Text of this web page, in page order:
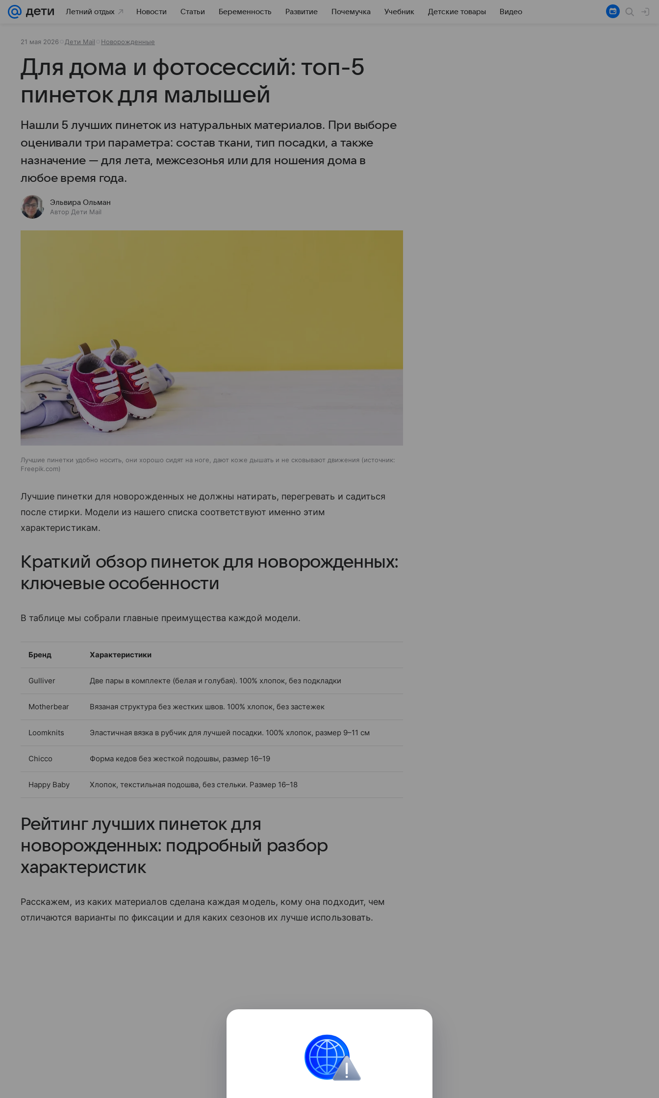
Летний отдых Новости Статьи Беременность Развитие Почемучка Учебник Детские товары Видео
21 мая 2026 Дети Mail Новорожденные
Для дома и фотосессий: топ-5
пинеток для малышей
Нашли 5 лучших пинеток из натуральных материалов. При выборе
оценивали три параметра: состав ткани, тип посадки, а также
назначение — для лета, межсезонья или для ношения дома в
любое время года.
Эльвира Ольман
Автор Дети Mail
Лучшие пинетки удобно носить, они хорошо сидят на ноге, дают коже дышать и не сковывают движения
источник:
Freepik.com
Лучшие пинетки для новорожденных не должны натирать, перегревать и садиться
после стирки. Модели из нашего списка соответствуют именно этим
характеристикам.
Краткий обзор пинеток для новорожденных:
ключевые особенности
В таблице мы собрали главные преимущества каждой модели.
Бренд Характеристики
Gulliver Две пары в комплекте (белая и голубая). 100% хлопок, без подкладки
Motherbear Вязаная структура без жестких швов. 100% хлопок, без застежек
Loomknits Эластичная вязка в рубчик для лучшей посадки. 100% хлопок, размер 9–11 см
Chicco Форма кедов без жесткой подошвы, размер 16–19
Happy Baby Хлопок, текстильная подошва, без стельки. Размер 16–18
Рейтинг лучших пинеток для
новорожденных: подробный разбор
характеристик
Расскажем, из каких материалов сделана каждая модель, кому она подходит, чем
отличаются варианты по фиксации и для каких сезонов их лучше использовать.